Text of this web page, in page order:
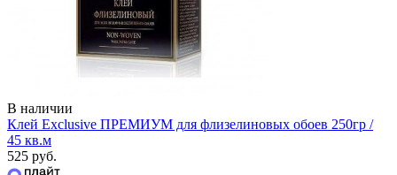
В наличии
Клей Exclusive ПРЕМИУМ для флизелиновых обоев 250гр /
45 кв.м
525 руб.